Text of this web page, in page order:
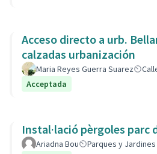
Acceso directo a urb.
calzadas urbanización
Maria Reyes Guerra Suarez
Acceptada
Instal·lació pèrgoles parc
Ariadna Bou Parques y